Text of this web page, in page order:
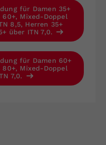
für Damen 35+
60+, Mixed-Doppel
8,5, Herren 35+
über ITN 7,0.
für Damen 60+
80+, Mixed-Doppel
7,0.